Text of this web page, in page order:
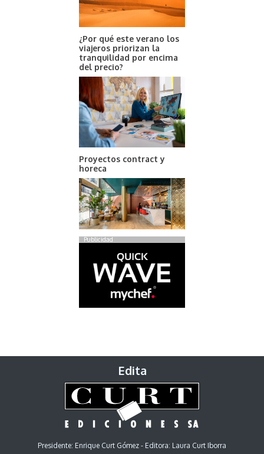
¿Por qué este verano los
viajeros priorizan la
tranquilidad por encima
del precio?
Proyectos contract y
horeca
Publicidad
Edita
Presidente: Enrique Curt Gómez - Editora: Laura Curt Iborra